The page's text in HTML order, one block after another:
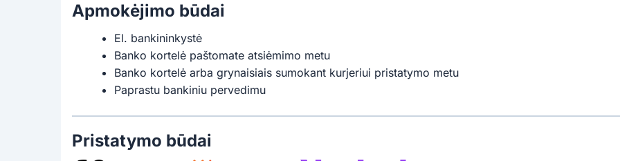
Apmokėjimo būdai
El. bankininkystė
Banko kortelė paštomate atsiėmimo metu
Banko kortelė arba grynaisiais sumokant kurjeriui pristatymo metu
Paprastu bankiniu pervedimu
Pristatymo būdai